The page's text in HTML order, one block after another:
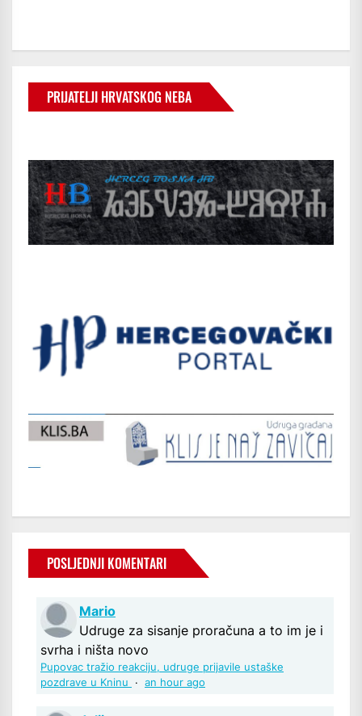
PRIJATELJI HRVATSKOG NEBA
POSLJEDNJI KOMENTARI
Mario
Udruge za sisanje proračuna a to im je i
svrha i ništa novo
Pupovac tražio reakciju, udruge prijavile ustaške
pozdrave u Kninu
· an hour ago